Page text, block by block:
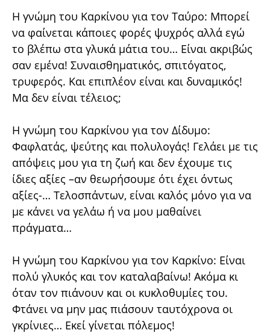
Η γνώμη του Καρκίνου για τον Ταύρο: Μπορεί
να φαίνεται κάποιες φορές ψυχρός αλλά εγώ
το βλέπω στα γλυκά μάτια του… Είναι ακριβώς
σαν εμένα! Συναισθηματικός, σπιτόγατος,
τρυφερός. Και επιπλέον είναι και δυναμικός!
Μα δεν είναι τέλειος;
Η γνώμη του Καρκίνου για τον Δίδυμο:
Φαφλατάς, ψεύτης και πολυλογάς! Γελάει με τις
απόψεις μου για τη ζωή και δεν έχουμε τις
ίδιες αξίες –αν θεωρήσουμε ότι έχει όντως
αξίες-… Τελοσπάντων, είναι καλός μόνο για να
με κάνει να γελάω ή να μου μαθαίνει
πράγματα…
Η γνώμη του Καρκίνου για τον Καρκίνο: Είναι
πολύ γλυκός και τον καταλαβαίνω! Ακόμα κι
όταν τον πιάνουν και οι κυκλοθυμίες του.
Φτάνει να μην μας πιάσουν ταυτόχρονα οι
γκρίνιες… Εκεί γίνεται πόλεμος!